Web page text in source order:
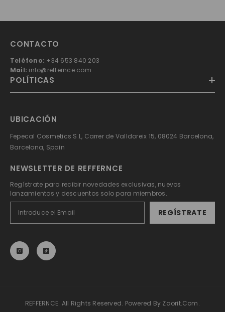
CONTACTO
Teléfono: +34 653 840 203
Mail: info@reffernce.com
POLÍTICAS
UBICACIÓN
Fepecal Cosmetics S.L, Carrer de Valldoreix 15, 08024 Barcelona,
Barcelona, Spain
NEWSLETTER DE REFFERNCE
Regístrate para recibir novedades exclusivas, nuevos
lanzamientos y descuentos solo para miembros.
REGÍSTRATE
REFFERNCE. All Rights Reserved. Powered By Zaorit.com.